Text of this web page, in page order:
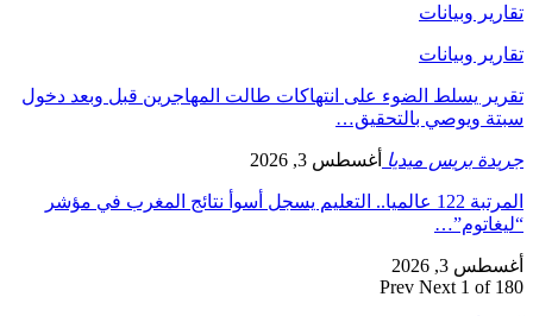
تقارير وبيانات
تقارير وبيانات
تقرير يسلط الضوء على انتهاكات طالت المهاجرين قبل وبعد دخول
سبتة ويوصي بالتحقيق…
جريدة بريس ميديا أغسطس 3, 2026
المرتبة 122 عالميا.. التعليم يسجل أسوأ نتائج المغرب في مؤشر
“ليغاتوم”…
أغسطس 3, 2026
Prev Next 1 of 180